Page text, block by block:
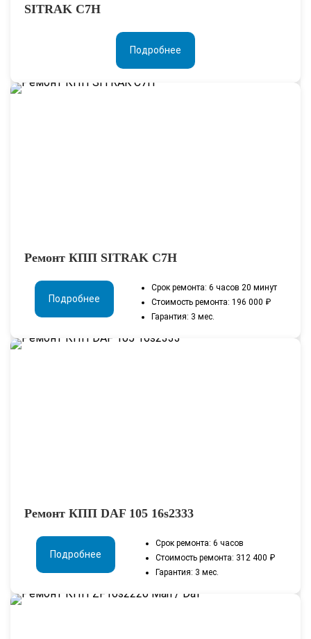
SITRAK C7H
Подробнее
Ремонт КПП SITRAK С7H
Подробнее
Срок ремонта: 6 часов 20 минут
Стоимость ремонта: 196 000 ₽
Гарантия: 3 мес.
Ремонт КПП DAF 105 16s2333
Подробнее
Срок ремонта: 6 часов
Стоимость ремонта: 312 400 ₽
Гарантия: 3 мес.